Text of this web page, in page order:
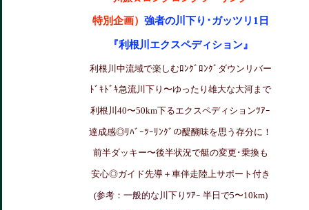
特別企画） 強者の川下り･ガッツリ1日
『利根川エクスペディション』
利根川中流域で楽しむﾛﾝｸﾞﾛﾝｸﾞダウンリバー
ﾄﾞｷﾄﾞｷ急流川下り〜ゆったり雄大な大河まで
利根川40〜50km下るエクスペディションﾂｱｰ
達成感◎ﾘﾊﾞｰﾂｰﾘﾝｸﾞの醍醐味を思う存分に！
前半ダッキー〜後半状況で艇の変更･乗換も
安心◎ガイド先導＋車伴走陸上サポート付き
(参考：一般的な川下りﾂｱｰ 半日で5〜10km)